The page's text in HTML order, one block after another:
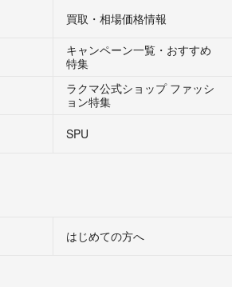
買取・相場価格情報
キャンペーン一覧・おすすめ
特集
ラクマ公式ショップ ファッシ
ョン特集
SPU
はじめての方へ